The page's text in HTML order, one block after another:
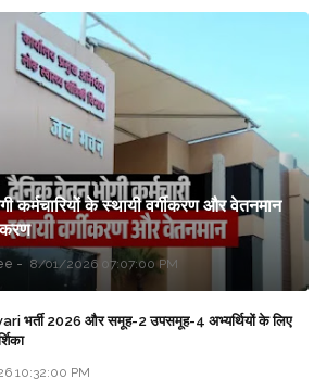
कर्मचारियों के स्थायी वर्गीकरण और वेतनमान
8/01/2026 07:07:00 PM
भर्ती 2026 और समूह-2 उपसमूह-4 अभ्यर्थियों के लिए
10:32:00 PM